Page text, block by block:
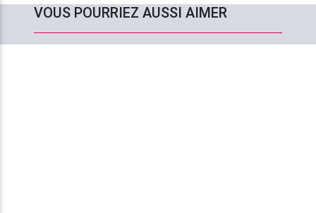
VOUS POURRIEZ AUSSI AIMER